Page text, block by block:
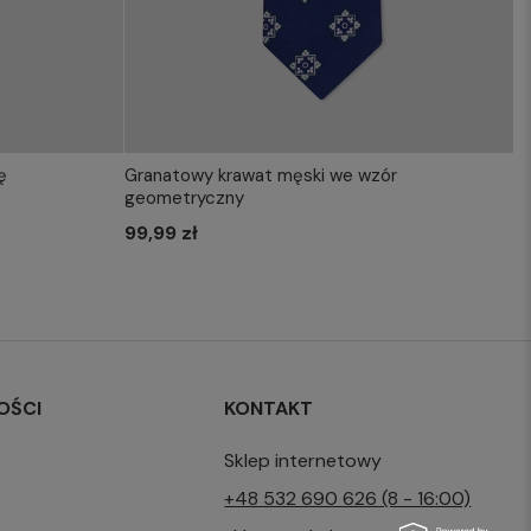
WYBIERZ ROZMIAR DO KOSZYKA
Granatowy krawat męski we wzór
geometryczny
99,99 zł
KONTAKT
Sklep internetowy
+48 532 690 626 (8 - 16:00)